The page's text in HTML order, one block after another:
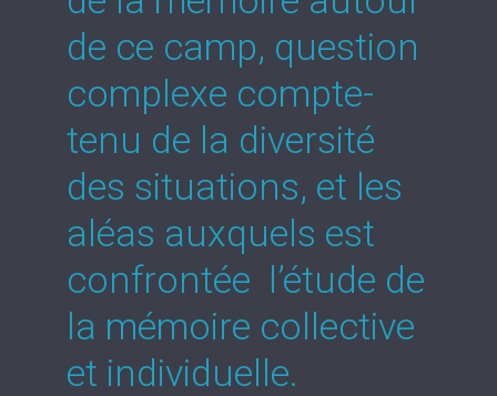
de ce camp, question
complexe compte-
tenu de la diversité
des situations, et les
aléas auxquels est
confrontée l’étude de
la mémoire collective
et individuelle.